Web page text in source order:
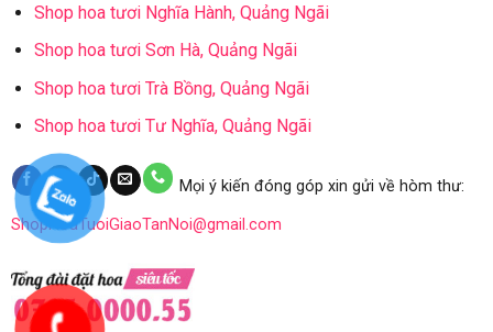
Shop hoa tươi Nghĩa Hành, Quảng Ngãi
Shop hoa tươi Sơn Hà, Quảng Ngãi
Shop hoa tươi Trà Bồng, Quảng Ngãi
Shop hoa tươi Tư Nghĩa, Quảng Ngãi
Mọi ý kiến đóng góp xin gửi về hòm thư:
ShopHoaTuoiGiaoTanNoi@gmail.com